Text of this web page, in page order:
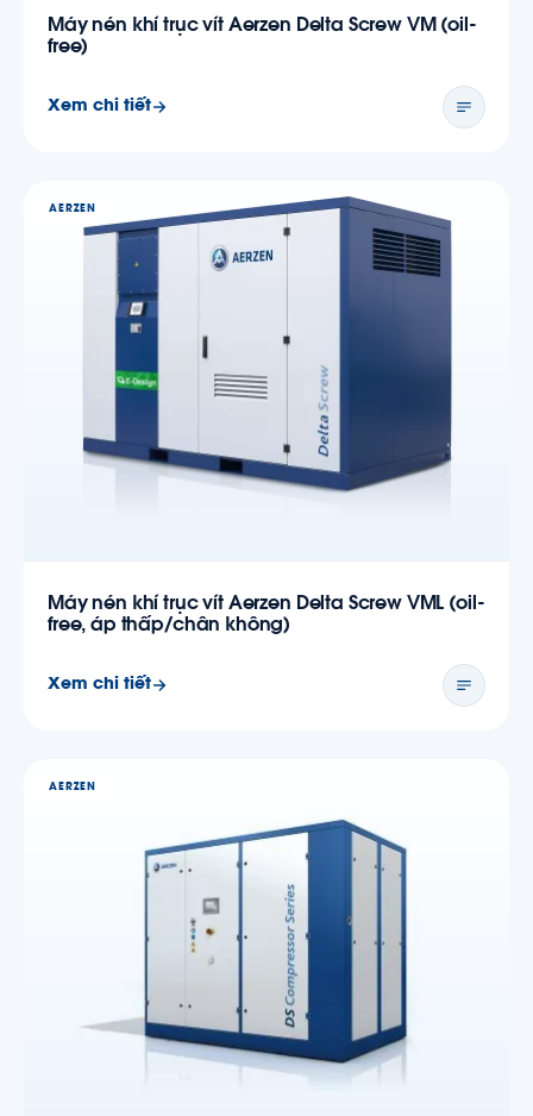
Máy nén khí trục vít Aerzen Delta Screw VM (oil-
free)
Xem chi tiết
AERZEN
Máy nén khí trục vít Aerzen Delta Screw VML (oil-
free, áp thấp/chân không)
Xem chi tiết
AERZEN